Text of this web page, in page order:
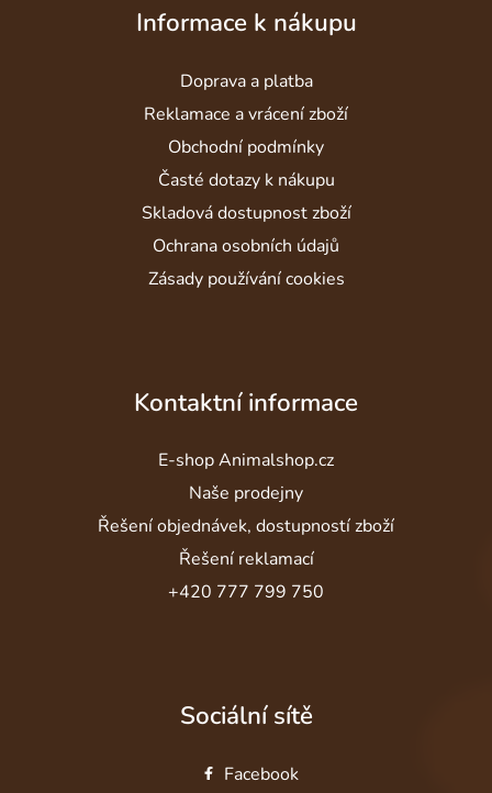
Informace k nákupu
Doprava a platba
Reklamace a vrácení zboží
Obchodní podmínky
Časté dotazy k nákupu
Skladová dostupnost zboží
Ochrana osobních údajů
Zásady používání cookies
Kontaktní informace
E-shop Animalshop.cz
Naše prodejny
Řešení objednávek, dostupností zboží
Řešení reklamací
+420 777 799 750
Sociální sítě
Facebook